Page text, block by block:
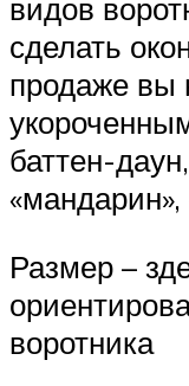
видов
сделать
продаже вы
баттен-
«мандарин»,
Размер –
воротника